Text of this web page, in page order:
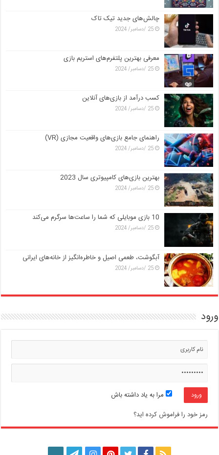
چالش‌های جدید تیک تاک
25 /دسامبر/ 2024
معرفی بهترین پلتفرم‌های استریم بازی
25 /دسامبر/ 2024
کسب درآمد از بازی‌های آنلاین
25 /دسامبر/ 2024
راهنمای جامع بازی‌های واقعیت مجازی (VR)
25 /دسامبر/ 2024
بهترین بازی‌های کامپیوتری سال 2023
25 /دسامبر/ 2024
10 بازی موبایلی که شما را ساعت‌ها سرگرم می‌کند
25 /دسامبر/ 2024
آبگوشت، طعمی اصیل و خاطره‌انگیز از خانه‌های ایرانی
25 /دسامبر/ 2024
ورود
مرا به یاد داشته باش
رمز خود را فراموش کرده اید؟